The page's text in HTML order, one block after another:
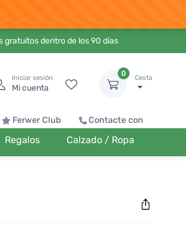
gratuitos dentro de los 90 días
Iniciar sesión
Mi cuenta
0
Cesta
Ferwer Club Contacte con
Regalos Calzado / Ropa